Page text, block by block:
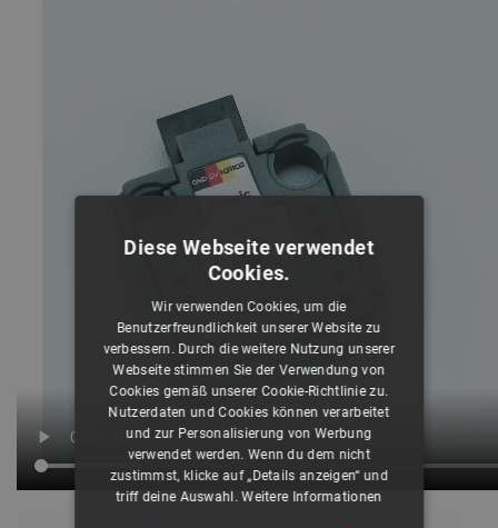
Diese Webseite verwendet
Cookies.
Wir verwenden Cookies, um die
Benutzerfreundlichkeit unserer Website zu
verbessern. Durch die weitere Nutzung unserer
Webseite stimmen Sie der Verwendung von
Cookies gemäß unserer Cookie-Richtlinie zu.
Nutzerdaten und Cookies können verarbeitet
und zur Personalisierung von Werbung
verwendet werden. Wenn du dem nicht
zustimmst, klicke auf „Details anzeigen“ und
triff deine Auswahl.Weitere Informationen